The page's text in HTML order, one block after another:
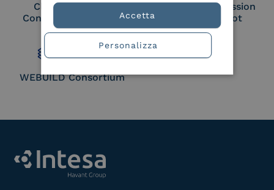
Cloud Signature
Consortium Member
European Commission
Large Scale Pilot
Member
WEBUILD Consortium
Accetta
Personalizza